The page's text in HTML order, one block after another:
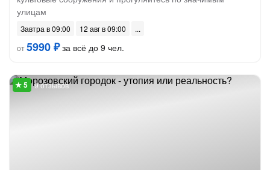
улицам
Завтра в 09:00
12 авг в 09:00
от5990 ₽за всё до 9 чел.
9 отзывов